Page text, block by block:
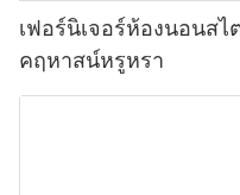
เฟอร์นิเจอร์ห้องนอนส
คฤหาสน์หรูหรา